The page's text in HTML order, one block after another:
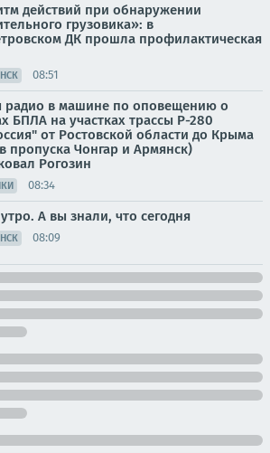
действий при обнаружении
грузовика»: в
ДК прошла профилактическая
08:51
радио в машине по оповещению о
БПЛА на участках трассы Р-280
от Ростовской области до Крыма
пропуска Чонгар и Армянск)
Рогозин
08:34
А вы знали, что сегодня
08:09